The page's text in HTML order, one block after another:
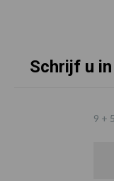
Schrijf u
9 +